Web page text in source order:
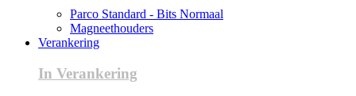
Parco Standard - Bits Normaal
Magneethouders
Verankering
In Verankering